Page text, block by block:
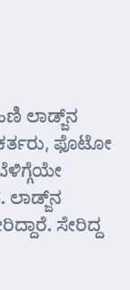
ಲಾಡ್ಜ್‌ನ
ಫೊಟೋ
ಸೇರಿದ್ದ